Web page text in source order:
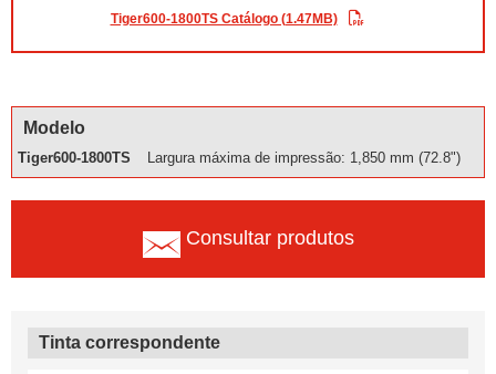
Tiger600-1800TS Catálogo (1.47MB)
Modelo
Tiger600-1800TS Largura máxima de impressão: 1,850 mm (72.8")
Consultar produtos
Tinta correspondente